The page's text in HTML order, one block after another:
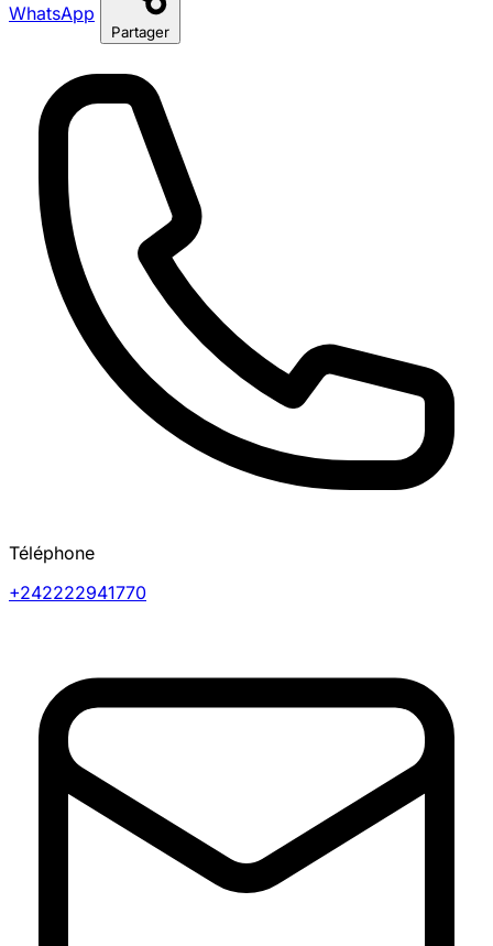
WhatsApp
Partager
Téléphone
+242222941770